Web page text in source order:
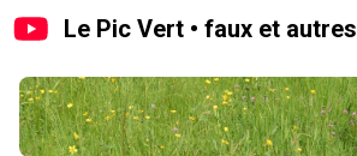
Le Pic Vert • faux et autres